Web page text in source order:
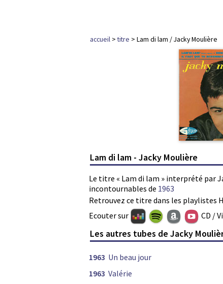
accueil >titre > Lam di lam / Jacky Moulière
Lam di lam - Jacky Moulière
Le titre « Lam di lam » interprété par
incontournables de 1963
Retrouvez ce titre dans les playlistes
Ecouter sur CD /
Les autres tubes de Jacky
1963 Un beau jour
1963 Valérie